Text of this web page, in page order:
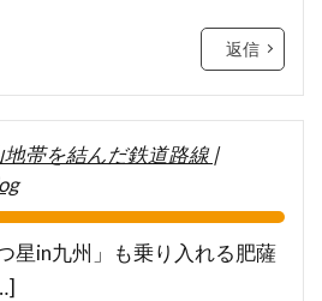
返信
帯を結んだ鉄道路線 |
in九州」も乗り入れる肥薩